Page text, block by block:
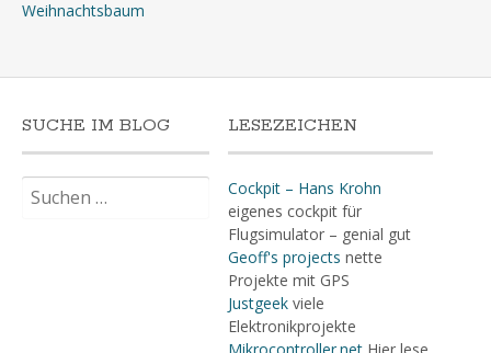
Weihnachtsbaum
SUCHE IM BLOG
nach:
LESEZEICHEN
Cockpit – Hans Krohn
eigenes cockpit für
Flugsimulator – genial gut
Geoff's projects nette
Projekte mit GPS
Justgeekviele
Elektronikprojekte